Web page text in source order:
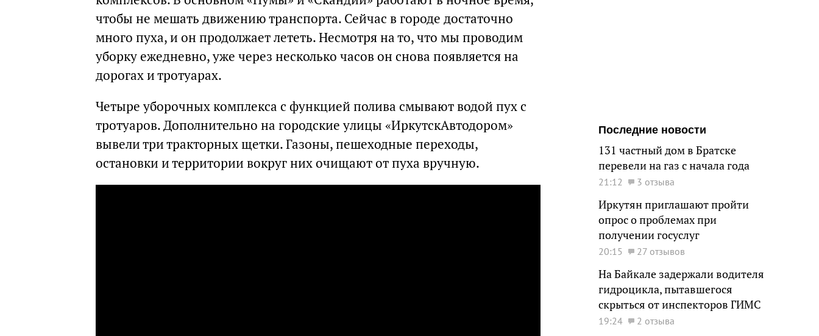
чтобы не мешать движению транспорта. Сейчас в городе достаточно
много пуха, и он продолжает лететь. Несмотря на то, что мы проводим
уборку ежедневно, уже через несколько часов он снова появляется на
дорогах и тротуарах.
Четыре уборочных комплекса с функцией полива смывают водой пух с
тротуаров. Дополнительно на городские улицы «ИркутскАвтодором»
вывели три тракторных щетки. Газоны, пешеходные переходы,
остановки и территории вокруг них очищают от пуха вручную.
Последние новости
131 частный дом в Братске
перевели на газ с начала года
21:12 3 отзыва
Иркутян приглашают пройти
опрос о проблемах при
получении госуслуг
20:15 27 отзывов
На Байкале задержали водителя
гидроцикла, пытавшегося
скрыться от инспекторов ГИМС
19:24 2 отзыва